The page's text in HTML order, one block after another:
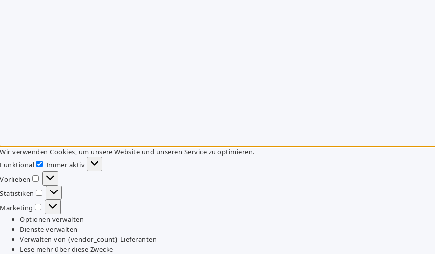
Wir verwenden Cookies, um unsere Website und unseren Service zu optimieren.
Funktional
Funktional
Immer aktiv
Vorlieben
Vorlieben
Statistiken
Statistiken
Marketing
Marketing
Optionen verwalten
Dienste verwalten
Verwalten von {vendor_count}-Lieferanten
Lese mehr über diese Zwecke